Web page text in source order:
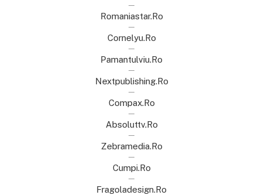
Romaniastar.ro
Cornelyu.ro
Pamantulviu.ro
Nextpublishing.ro
Compax.ro
Absoluttv.ro
Zebramedia.ro
Cumpi.ro
Fragoladesign.ro